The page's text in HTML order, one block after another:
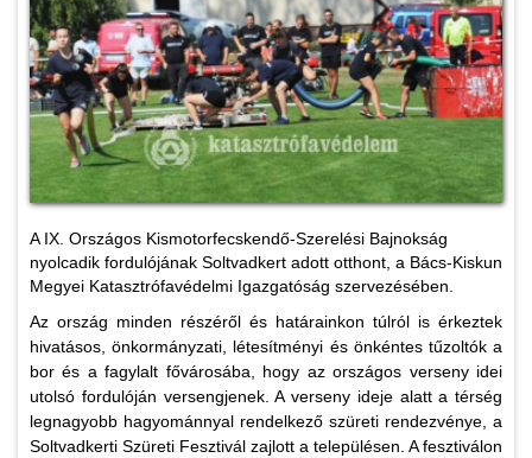
A IX. Országos Kismotorfecskendő-Szerelési Bajnokság
nyolcadik fordulójának Soltvadkert adott otthont, a Bács-Kiskun
Megyei Katasztrófavédelmi Igazgatóság szervezésében.
Az ország minden részéről és határainkon túlról is érkeztek
hivatásos, önkormányzati, létesítményi és önkéntes tűzoltók a
bor és a fagylalt fővárosába, hogy az országos verseny idei
utolsó fordulóján versengjenek. A verseny ideje alatt a térség
legnagyobb hagyománnyal rendelkező szüreti rendezvénye, a
Soltvadkerti Szüreti Fesztivál zajlott a településen. A fesztiválon